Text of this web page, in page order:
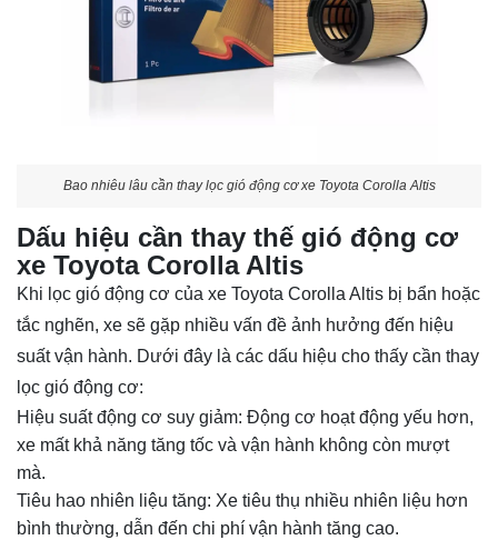
Bao nhiêu lâu cần thay lọc gió động cơ xe Toyota Corolla Altis
Dấu hiệu cần thay thế gió động cơ
xe Toyota Corolla Altis
Khi lọc gió động cơ của xe Toyota Corolla Altis bị bẩn hoặc
tắc nghẽn, xe sẽ gặp nhiều vấn đề ảnh hưởng đến hiệu
suất vận hành. Dưới đây là các dấu hiệu cho thấy cần thay
lọc gió động cơ:
Hiệu suất động cơ suy giảm: Động cơ hoạt động yếu hơn,
xe mất khả năng tăng tốc và vận hành không còn mượt
mà.
Tiêu hao nhiên liệu tăng: Xe tiêu thụ nhiều nhiên liệu hơn
bình thường, dẫn đến chi phí vận hành tăng cao.